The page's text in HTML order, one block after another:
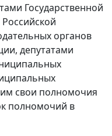
Государственной
органов
депутатами
свои полномочия
полномочий в